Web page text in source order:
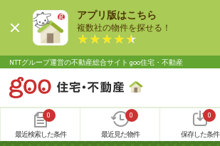
アプリ版はこちら
複数社の物件を探せる！
NTTグループ運営の不動産総合サイト goo住宅・不動産
0
最近検索した条件
0
最近見た物件
0
保存した条件